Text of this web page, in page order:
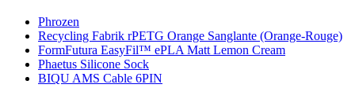
Phrozen
Recycling Fabrik rPETG Orange Sanglante (Orange-Rouge)
FormFutura EasyFil™ ePLA Matt Lemon Cream
Phaetus Silicone Sock
BIQU AMS Cable 6PIN